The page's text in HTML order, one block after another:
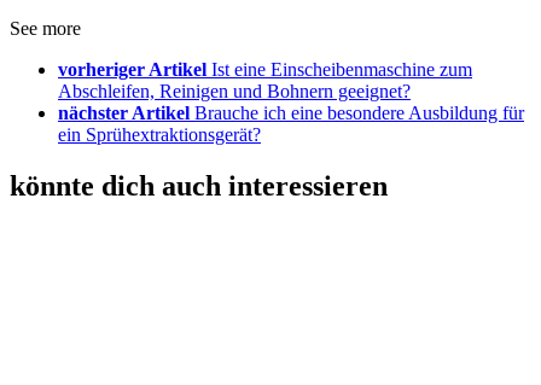
See more
vorheriger Artikel Ist eine Einscheibenmaschine zum
Abschleifen, Reinigen und Bohnern geeignet?
nächster Artikel Brauche ich eine besondere Ausbildung für
ein Sprühextraktionsgerät?
könnte dich auch interessieren